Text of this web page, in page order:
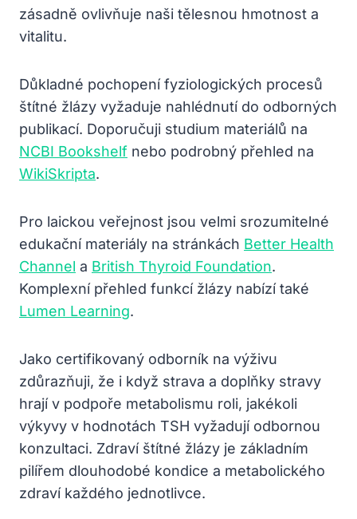
zásadně ovlivňuje naši tělesnou hmotnost a
vitalitu.
Důkladné pochopení fyziologických procesů
štítné žlázy vyžaduje nahlédnutí do odborných
publikací. Doporučuji studium materiálů na
NCBI Bookshelf nebo podrobný přehled na
WikiSkripta.
Pro laickou veřejnost jsou velmi srozumitelné
edukační materiály na stránkách Better Health
Channel a British Thyroid Foundation.
Komplexní přehled funkcí žlázy nabízí také
Lumen Learning.
Jako certifikovaný odborník na výživu
zdůrazňuji, že i když strava a doplňky stravy
hrají v podpoře metabolismu roli, jakékoli
výkyvy v hodnotách TSH vyžadují odbornou
konzultaci. Zdraví štítné žlázy je základním
pilířem dlouhodobé kondice a metabolického
zdraví každého jednotlivce.